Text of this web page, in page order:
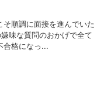
順調に面接を進んでいた
味な質問のおかげで全て
合格になっ...